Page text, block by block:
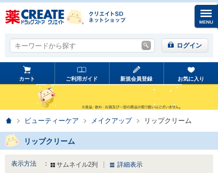
キーワードから探す
キーワードから探す ログイン
カート ご利用ガイド 新規会員登録 お気に入り
ホームビューティーケア メイクアップ リップクリーム
リップクリーム
表示方法 ： サムネイル2列
詳細表示